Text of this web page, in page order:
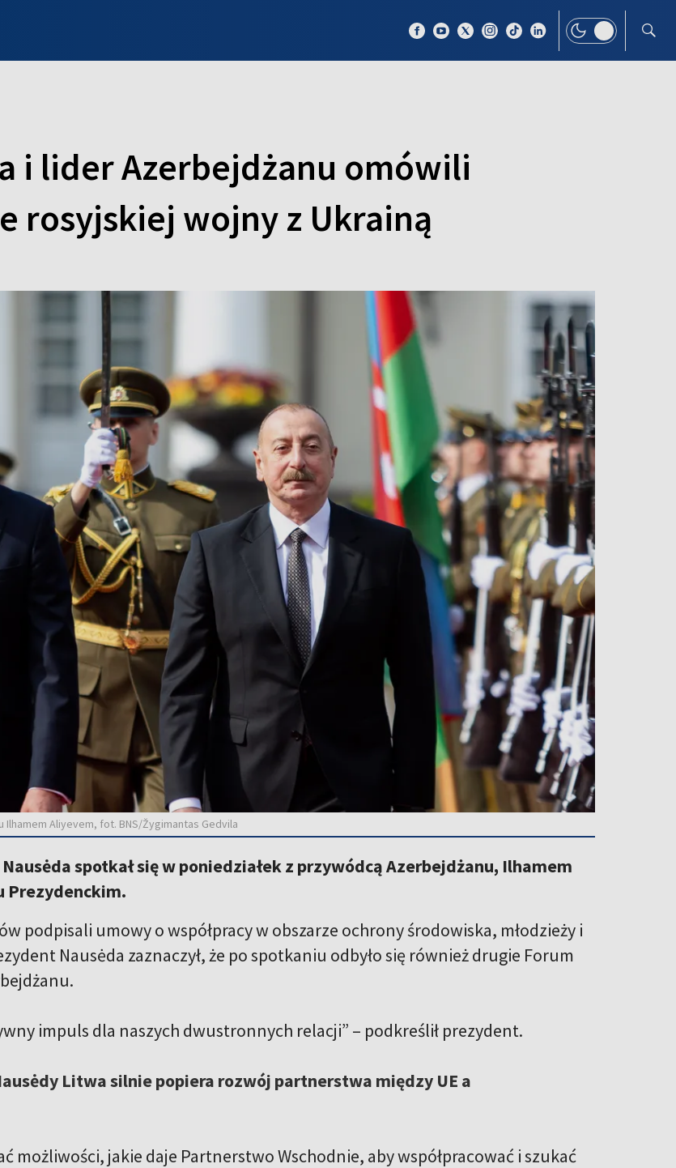
i lider Azerbejdżanu omówili
rosyjskiej wojny z Ukrainą
Aliyevem, fot. BNS/Žygimantas Gedvila
spotkał się w poniedziałek z przywódcą Azerbejdżanu, Ilhamem
Prezydenckim.
podpisali umowy o współpracy w obszarze ochrony środowiska, młodzieży i
Nausėda zaznaczył, że po spotkaniu odbyło się również drugie Forum
impuls dla naszych dwustronnych relacji” – podkreślił prezydent.
Litwa silnie popiera rozwój partnerstwa między UE a
możliwości, jakie daje Partnerstwo Wschodnie, aby współpracować i szukać